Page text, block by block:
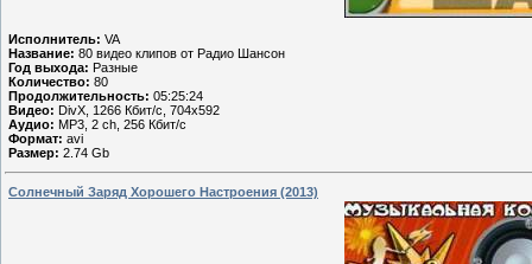
Исполнитель: VA
Название: 80 видео клипов от Радио Шансон
Год выхода: Разные
Количество: 80
Продолжительность: 05:25:24
Видео: DivX, 1266 Кбит/с, 704x592
Аудио: MP3, 2 ch, 256 Кбит/с
Формат: avi
Размер: 2.74 Gb
Солнечный Заряд Хорошего Настроения (2013)